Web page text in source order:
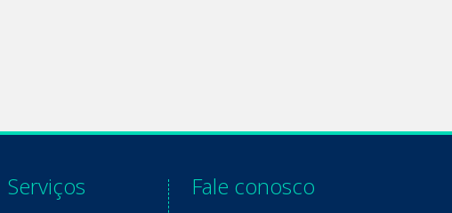
Serviços Fale conosco